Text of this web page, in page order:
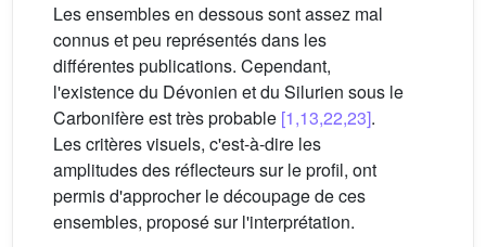
Les ensembles en dessous sont assez mal
connus et peu représentés dans les
différentes publications. Cependant,
l'existence du Dévonien et du Silurien sous le
Carbonifère est très probable [1,13,22,23].
Les critères visuels, c'est-à-dire les
amplitudes des réflecteurs sur le profil, ont
permis d'approcher le découpage de ces
ensembles, proposé sur l'interprétation.